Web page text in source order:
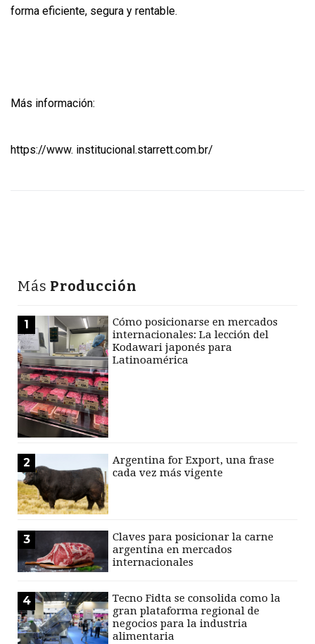
forma eficiente, segura y rentable.
Más información:
https://www. institucional.starrett.com.br/
Más Producción
1
Cómo posicionarse en mercados
internacionales: La lección del
Kodawari japonés para
Latinoamérica
2
Argentina for Export, una frase
cada vez más vigente
3
Claves para posicionar la carne
argentina en mercados
internacionales
4
Tecno Fidta se consolida como la
gran plataforma regional de
negocios para la industria
alimentaria